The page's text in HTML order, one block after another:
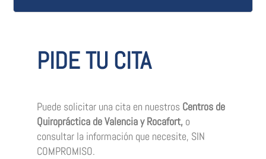
PIDE TU CITA
Puede solicitar una cita en nuestros Centros de
Quiropráctica de Valencia y Rocafort, o
consultar la información que necesite, SIN
COMPROMISO.